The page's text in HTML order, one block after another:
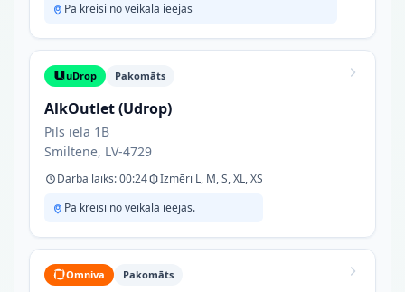
Pa kreisi no veikala ieejas
uDrop Pakomāts
AlkOutlet (Udrop)
Pils iela 1B
Smiltene, LV-4729
Darba laiks: 00:24
Izmēri L, M, S, XL, XS
Pa kreisi no veikala ieejas.
Omniva Pakomāts